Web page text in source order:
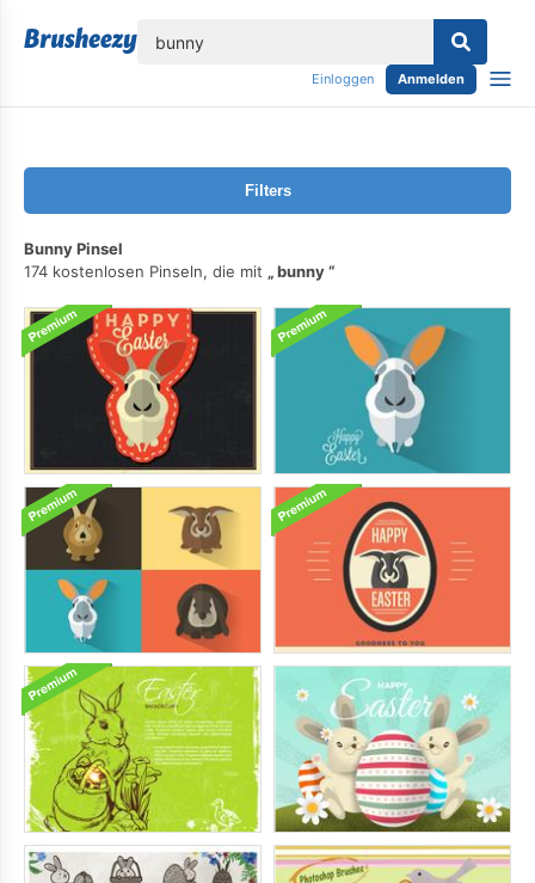
Einloggen Anmelden
Filters
Bunny Pinsel
174 kostenlosen Pinseln, die mit
bunny